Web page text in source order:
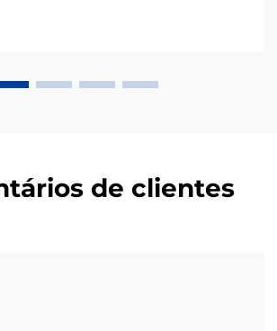
forma irregular única e textura
de clientes